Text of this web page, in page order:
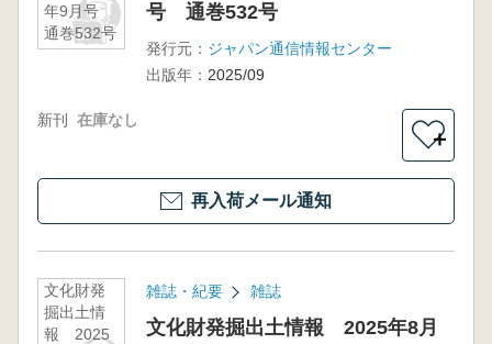
年9月号
通巻532号
号 通巻532号
発行元： ジャパン通信情報センター
出版年： 2025/09
新刊 在庫なし
＋
再入荷メール通知
文化財発
掘出土情
報 2025
雑誌・紀要 雑誌
文化財発掘出土情報 2025年8月